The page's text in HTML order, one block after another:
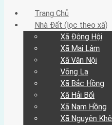
Trang Chủ
Nhà Đất (lọc theo xã)
Xã Đông Hội
Xã Mai Lâm
Xã Vân Nội
Võng La
Xã Bắc Hồng
Xã Hải Bối
Xã Nam Hồng
Xã Nguyên Khê